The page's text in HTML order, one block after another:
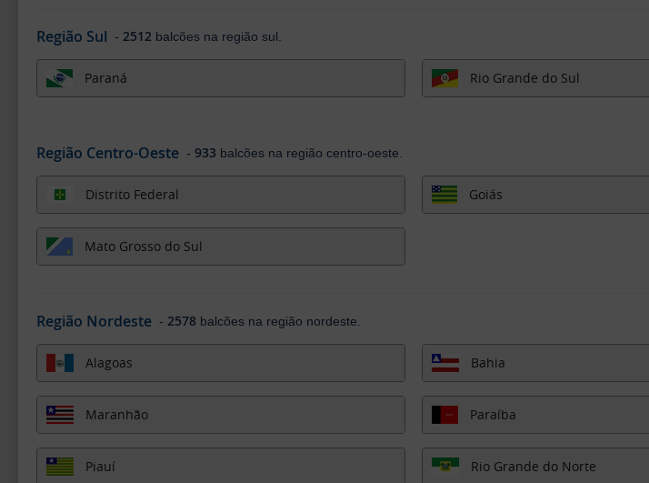
Região Sul - 2512balcões na região sul.
Paraná Rio Grande do Sul
Região Centro-Oeste - 933 balcões na região centro-oeste.
Distrito Federal Goiás
Mato Grosso do Sul
Região Nordeste - 2578 balcões na região nordeste.
Alagoas Bahia
Maranhão Paraíba
Piauí Rio Grande do Norte